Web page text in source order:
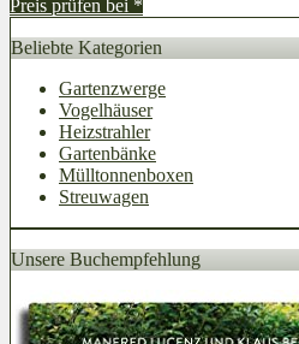
Preis prüfen bei *
Beliebte Kategorien
Gartenzwerge
Vogelhäuser
Heizstrahler
Gartenbänke
Mülltonnenboxen
Streuwagen
Unsere Buchempfehlung